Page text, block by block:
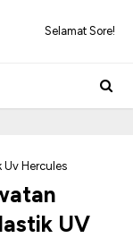
Selamat Sore!
Uv Hercules
UV